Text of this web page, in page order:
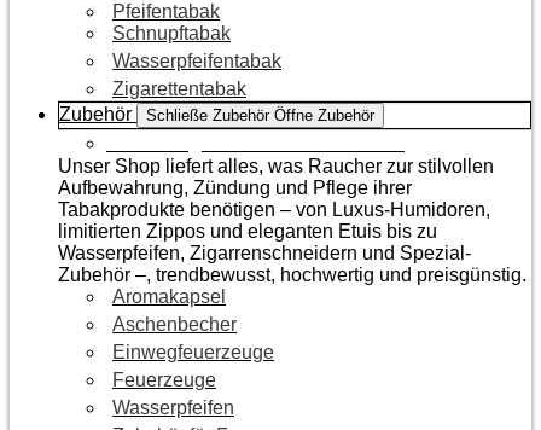
Pfeifentabak
Schnupftabak
Wasserpfeifentabak
Zigarettentabak
Zubehör
Schließe Zubehör Öffne Zubehör
Unser Shop liefert alles, was Raucher zur stilvollen
Aufbewahrung, Zündung und Pflege ihrer
Tabakprodukte benötigen – von Luxus-Humidoren,
limitierten Zippos und eleganten Etuis bis zu
Wasserpfeifen, Zigarrenschneidern und Spezial-
Zubehör –, trendbewusst, hochwertig und preisgünstig.
Aromakapsel
Aschenbecher
Einwegfeuerzeuge
Feuerzeuge
Wasserpfeifen